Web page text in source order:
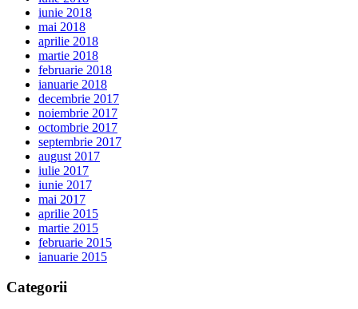
iunie 2018
mai 2018
aprilie 2018
martie 2018
februarie 2018
ianuarie 2018
decembrie 2017
noiembrie 2017
octombrie 2017
septembrie 2017
august 2017
iulie 2017
iunie 2017
mai 2017
aprilie 2015
martie 2015
februarie 2015
ianuarie 2015
Categorii